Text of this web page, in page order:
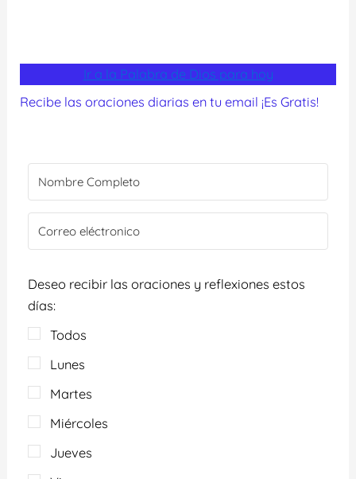
Ir a la Palabra de Dios para hoy
Recibe las oraciones diarias en tu email ¡Es Gratis!
Deseo recibir las oraciones y reflexiones estos
días:
Todos
Lunes
Martes
Miércoles
Jueves